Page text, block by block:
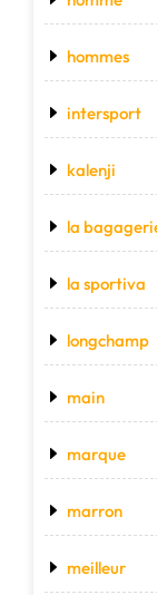
hommes
intersport
kalenji
la
la sportiva
longchamp
main
marque
marron
meilleur